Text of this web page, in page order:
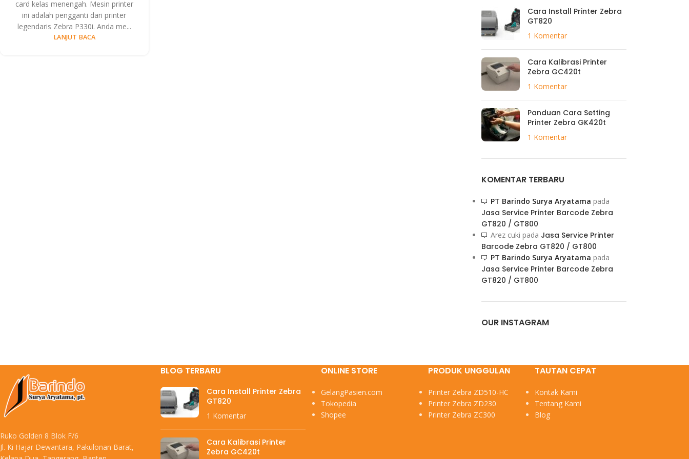
card kelas menengah. Mesin printer
ini adalah pengganti dari printer
legendaris Zebra P330i. Anda me...
LANJUT BACA
Cara Install Printer Zebra
GT820
1 Komentar
Cara Kalibrasi Printer
Zebra GC420t
1 Komentar
Panduan Cara Setting
Printer Zebra GK420t
1 Komentar
KOMENTAR TERBARU
PT Barindo Surya Aryatama pada
Jasa Service Printer Barcode Zebra
GT820 / GT800
Arez cuki pada Jasa Service Printer
Barcode Zebra GT820 / GT800
PT Barindo Surya Aryatama pada
Jasa Service Printer Barcode Zebra
GT820 / GT800
OUR INSTAGRAM
Ruko Golden 8 Blok F/6
Jl. Ki Hajar Dewantara, Pakulonan Barat,
BLOG TERBARU
Cara Install Printer Zebra
GT820
1 Komentar
Cara Kalibrasi Printer
Zebra GC420t
ONLINE STORE
GelangPasien.com
Tokopedia
Shopee
PRODUK UNGGULAN
Printer Zebra ZD510-HC
Printer Zebra ZD230
Printer Zebra ZC300
TAUTAN CEPAT
Kontak Kami
Tentang Kami
Blog